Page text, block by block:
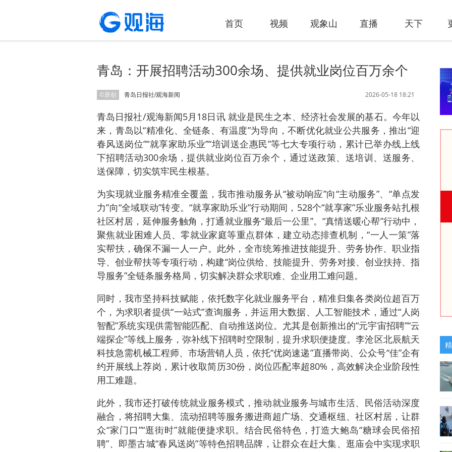
首页 视频 观象山 直播 天下
青岛：开展招聘活动300余场、提供就业岗位百万余个
©原创 2026-05-18 18:21
青岛日报社/观海新闻
青岛日报社/观海新闻5月18日讯 就业是民生之本、经济社会发展的基石。今年以
来，青岛以“精准化、全链条、有温度”为导向，不断优化就业公共服务，推出“迎
春风送岗位”“就享家助乐业”“培训送企惠民”等七大专项行动，累计已举办线上线
下招聘活动300余场，提供就业岗位百万余个，通过送政策、送培训、送服务、
送保障，切实筑牢民生根基。
为实现就业服务精准全覆盖，我市推动服务从“被动响应”向“主动服务”、“单点发
力”向“全域联动”转变。“就享家助乐业”行动期间，528个“就享家”乐业服务站扎根
社区村居，延伸服务触角，打通就业服务“最后一公里”。“真情送暖心帮”行动中，
聚焦就业困难人员、零就业家庭等重点群体，建立动态排查机制，“一人一策”落
实帮扶，确保不漏一人一户。此外，全市统筹推进技能提升、劳务协作、职业指
导、创业帮扶等专项行动，构建“岗位供给、技能提升、劳务对接、创业扶持、指
导服务”全链条服务格局，切实解决群众求职难、企业用工难问题。
同时，我市坚持科技赋能，依托数字化就业服务平台，精准归集各类岗位超百万
个，为求职者提供“一站式”查询服务，并运用大数据、人工智能技术，通过“人岗
智配”系统实现供需智能匹配、自动推送岗位。尤其是创新推出的“元宇宙招聘”“云
端探企”等线上服务，弥补线下招聘时空限制，提升求职便捷度。李沧区北辰航天
科技急需机械工程师、市场营销人员，依托“优岗速递”直播带岗、公众号“佳”企有
约开展线上荐岗，累计收取简历30份，岗位匹配率超80%，高效解决企业阶段性
用工难题。
此外，我市还打破传统就业服务模式，推动就业服务与城市生活、民俗活动深度
融合，将招聘大集、流动招聘等服务搬进商超广场、交通枢纽、社区村居，让群
众“家门口”“逛街时”就能便捷求职。结合民俗特色，打造大鲍岛“糖球会民俗招
聘”、即墨古城“春风送岗”等特色招聘品牌，让群众在赶大集、逛庙会中实现求职